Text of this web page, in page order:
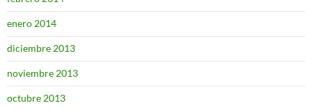
enero 2014
diciembre 2013
noviembre 2013
octubre 2013